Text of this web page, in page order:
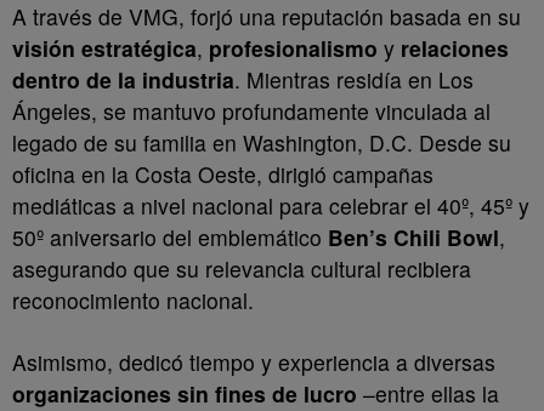
A través de VMG, forjó una reputación basada en su
visión estratégica, profesionalismo y relaciones
dentro de la industria. Mientras residía en Los
Ángeles, se mantuvo profundamente vinculada al
legado de su familia en Washington, D.C. Desde su
oficina en la Costa Oeste, dirigió campañas
mediáticas a nivel nacional para celebrar el 40º, 45º y
50º aniversario del emblemático Ben’s Chili Bowl,
asegurando que su relevancia cultural recibiera
reconocimiento nacional.
Asimismo, dedicó tiempo y experiencia a diversas
organizaciones sin fines de lucro –entre ellas la